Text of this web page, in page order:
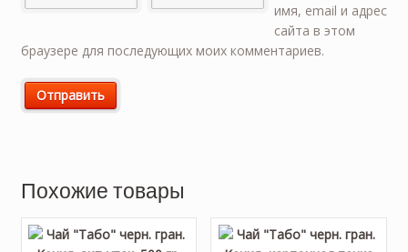
имя, email и адрес
сайта в этом
браузере для последующих моих комментариев.
Похожие товары